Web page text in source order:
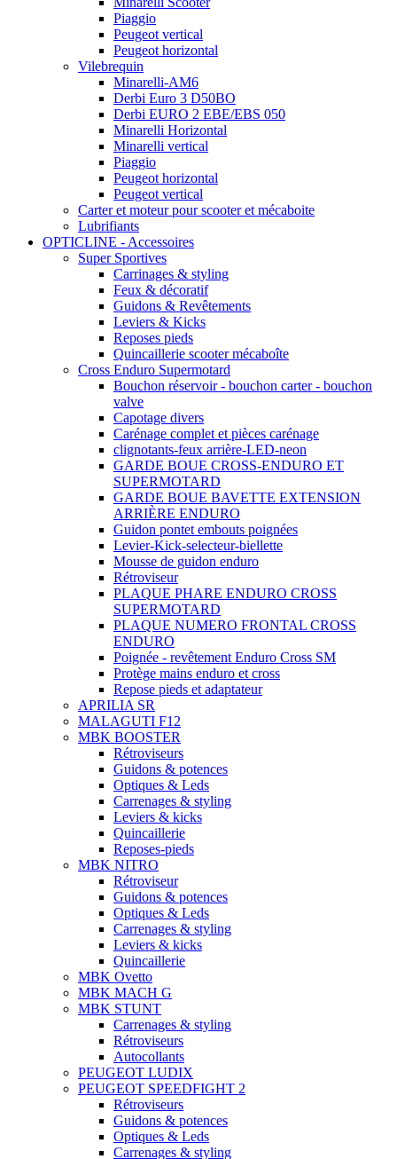
Piaggio
Peugeot vertical
Peugeot horizontal
Vilebrequin
Minarelli-AM6
Derbi Euro 3 D50BO
Derbi EURO 2 EBE/EBS 050
Minarelli Horizontal
Minarelli vertical
Piaggio
Peugeot horizontal
Peugeot vertical
Carter et moteur pour scooter et mécaboite
Lubrifiants
OPTICLINE - Accessoires
Super Sportives
Carrinages & styling
Feux & décoratif
Guidons & Revêtements
Leviers & Kicks
Reposes pieds
Quincaillerie scooter mécaboîte
Cross Enduro Supermotard
Bouchon réservoir - bouchon carter - bouchon
valve
Capotage divers
Carénage complet et pièces carénage
clignotants-feux arrière-LED-neon
GARDE BOUE CROSS-ENDURO ET
SUPERMOTARD
GARDE BOUE BAVETTE EXTENSION
ARRIÈRE ENDURO
Guidon pontet embouts poignées
Levier-Kick-selecteur-biellette
Mousse de guidon enduro
Rétroviseur
PLAQUE PHARE ENDURO CROSS
SUPERMOTARD
PLAQUE NUMERO FRONTAL CROSS
ENDURO
Poignée - revêtement Enduro Cross SM
Protège mains enduro et cross
Repose pieds et adaptateur
APRILIA SR
MALAGUTI F12
MBK BOOSTER
Rétroviseurs
Guidons & potences
Optiques & Leds
Carrenages & styling
Leviers & kicks
Quincaillerie
Reposes-pieds
MBK NITRO
Rétroviseur
Guidons & potences
Optiques & Leds
Carrenages & styling
Leviers & kicks
Quincaillerie
MBK Ovetto
MBK MACH G
MBK STUNT
Carrenages & styling
Rétroviseurs
Autocollants
PEUGEOT LUDIX
PEUGEOT SPEEDFIGHT 2
Rétroviseurs
Guidons & potences
Optiques & Leds
Carrenages & styling